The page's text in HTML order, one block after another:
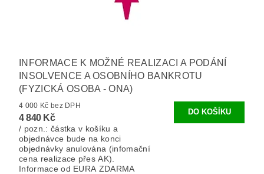
INFORMACE K MOŽNÉ REALIZACI A PODÁNÍ
INSOLVENCE A OSOBNÍHO BANKROTU
(FYZICKÁ OSOBA - ONA)
4 000 Kč bez DPH
4 840 Kč
/ pozn.: částka v košíku a
objednávce bude na konci
objednávky anulována (infomační
cena realizace přes AK).
Informace od EURA ZDARMA